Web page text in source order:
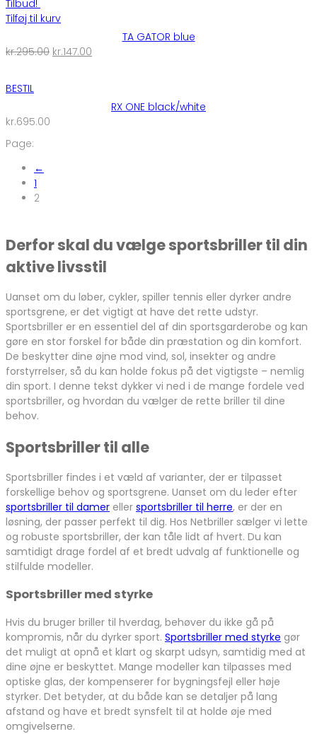
Tilbud!
Tilføj til kurv
TA GATOR blue
kr.295.00 Den
kr.147.00
kr.147.00.
BESTIL
RX ONE black/white
kr.695.00
Page:
←
1
2
Derfor skal du vælge sportsbriller til din
aktive livsstil
Uanset om du løber, cykler, spiller tennis eller dyrker andre
sportsgrene, er det vigtigt at have det rette udstyr.
Sportsbriller er en essentiel del af din sportsgarderobe og kan
gøre en stor forskel for både din præstation og din komfort.
De beskytter dine øjne mod vind, sol, insekter og andre
forstyrrelser, så du kan holde fokus på det vigtigste – nemlig
din sport. I denne tekst dykker vi ned i de mange fordele ved
sportsbriller, og hvordan du vælger de rette briller til dine
behov.
Sportsbriller til alle
Sportsbriller findes i et væld af varianter, der er tilpasset
forskellige behov og sportsgrene. Uanset om du leder efter
sportsbriller til damer eller sportsbriller til herre, er der en
løsning, der passer perfekt til dig. Hos Netbriller sælger vi lette
og robuste sportsbriller, der kan tåle lidt af hvert. Du kan
samtidigt drage fordel af et bredt udvalg af funktionelle og
stilfulde modeller.
Sportsbriller med styrke
Hvis du bruger briller til hverdag, behøver du ikke gå på
kompromis, når du dyrker sport. Sportsbriller med styrke gør
det muligt at opnå et klart og skarpt udsyn, samtidig med at
dine øjne er beskyttet. Mange modeller kan tilpasses med
optiske glas, der kompenserer for bygningsfejl eller høje
styrker. Det betyder, at du både kan se detaljer på lang
afstand og have et bredt synsfelt til at holde øje med
omgivelserne.